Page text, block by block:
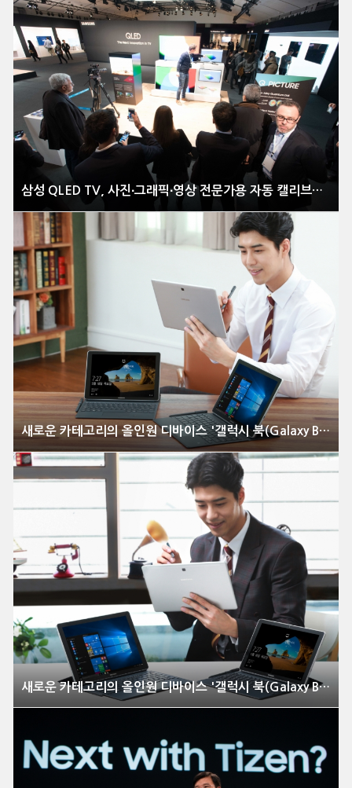
삼성 QLED TV, 사진∙그래픽∙영상 전문가용 자동 캘리브레이션 지원
새로운 카테고리의 올인원 디바이스 '갤럭시 북(Galaxy Book)' 국내 출시
새로운 카테고리의 올인원 디바이스 '갤럭시 북(Galaxy Book)' 국내 출시